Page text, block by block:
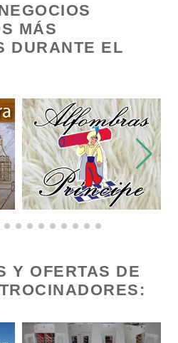
MÁS
DURANTE EL
Y OFERTAS DE